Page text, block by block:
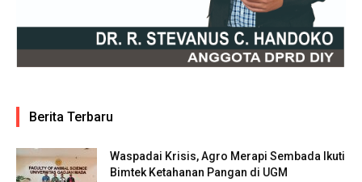
Berita Terbaru
Waspadai Krisis, Agro Merapi Sembada Ikuti
Bimtek Ketahanan Pangan di UGM